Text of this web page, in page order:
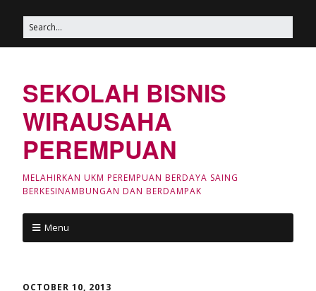
SEKOLAH BISNIS
WIRAUSAHA
PEREMPUAN
MELAHIRKAN UKM PEREMPUAN BERDAYA SAING
BERKESINAMBUNGAN DAN BERDAMPAK
Menu
OCTOBER 10, 2013